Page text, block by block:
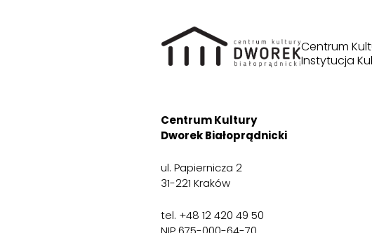
Centrum
Instytucja
Centrum Kultury
Dworek Białoprądnicki
ul. Papiernicza 2
31-221 Kraków
tel. +48 12 420 49 50